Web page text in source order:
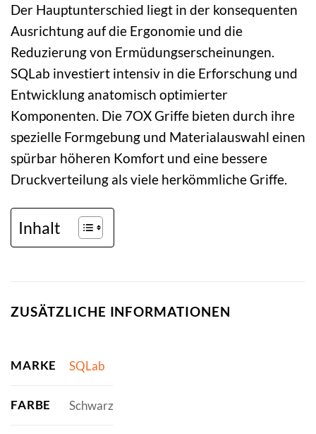
Der Hauptunterschied liegt in der konsequenten
Ausrichtung auf die Ergonomie und die
Reduzierung von Ermüdungserscheinungen.
SQLab investiert intensiv in die Erforschung und
Entwicklung anatomisch optimierter
Komponenten. Die 7OX Griffe bieten durch ihre
spezielle Formgebung und Materialauswahl einen
spürbar höheren Komfort und eine bessere
Druckverteilung als viele herkömmliche Griffe.
Inhalt
ZUSÄTZLICHE INFORMATIONEN
MARKE SQLab
FARBE Schwarz